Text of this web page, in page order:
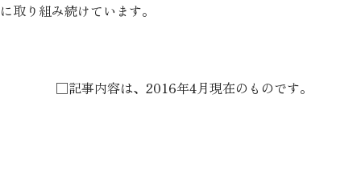
に取り組み続けています。
□記事内容は、2016年4月現在のものです。